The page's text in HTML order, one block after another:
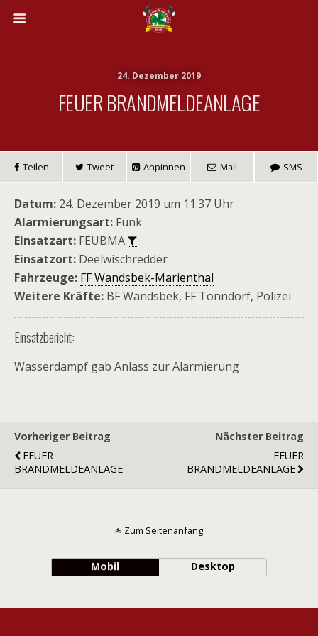
24. Dezember 2019
FEUER BRANDMELDEANLAGE
Teilen Tweet Anpinnen Mail SMS
Datum: 24. Dezember 2019 um 11:37 Uhr
Alarmierungsart: Funk
Einsatzart: FEUBMA
Einsatzort: Deelwischredder
Fahrzeuge: FF Wandsbek-Marienthal
Weitere Kräfte: BF Wandsbek, FF Tonndorf, Polizei
Einsatzbericht:
Wasserdampf gab Anlass zur Alarmierung
Vorheriger Beitrag
FEUER
BRANDMELDEANLAGE
Nächster Beitrag
FEUER
BRANDMELDEANLAGE
Zum Seitenanfang
Mobil Desktop